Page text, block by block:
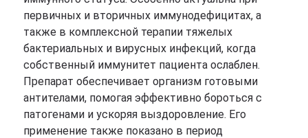
первичных и вторичных иммунодефицитах, а
также в комплексной терапии тяжелых
бактериальных и вирусных инфекций, когда
собственный иммунитет пациента ослаблен.
Препарат обеспечивает организм готовыми
антителами, помогая эффективно бороться с
патогенами и ускоряя выздоровление. Его
применение также показано в период